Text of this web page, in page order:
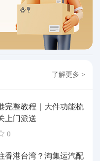
了解更多 >
完整教程｜大件功能梳
上门派送
0
香港台湾？淘集运汽配